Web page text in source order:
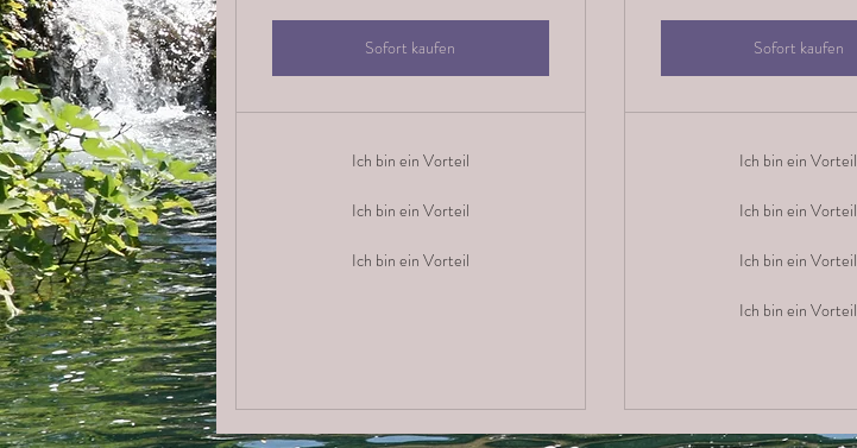
Sofort kaufen
Ich bin ein Vorteil
Ich bin ein Vorteil
Ich bin ein Vorteil
Sofort kaufen
Ich bin ein Vorteil
Ich bin ein Vorteil
Ich bin ein Vorteil
Ich bin ein Vorteil